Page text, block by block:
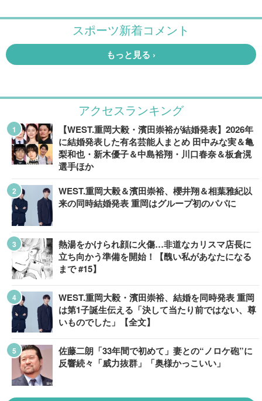
アクセスランキング
【WEST.重岡大毅・濱田崇裕が結婚発表】2026年
に結婚発表した有名芸能人まとめ 田中みな実＆亀
梨和也・新木優子＆中島裕翔・川口春奈＆板倉滉
選手ほか
WEST.重岡大毅＆濱田崇裕、櫻井翔＆相葉雅紀以
来の同時結婚発表 重岡はグループ初のパパに
熱湯をかけられ顔に火傷…非道なカリスマ店長に
立ち向かう準備を開始！【醜い私があなたになる
まで #15】
WEST.重岡大毅・濱田崇裕、結婚を同時発表 重岡
は第1子誕生伝える「決して当たり前ではない、尊
いものでした」【全文】
佐藤二朗「33年間で初めて」妻との“ノロケ砲”に
反響続々「威力抜群」「奥様かっこいい」